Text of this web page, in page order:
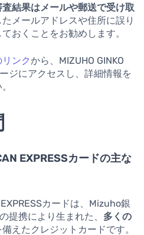
査結果はメールや郵送で受け取
メールアドレスや住所に誤り
おくことをお勧めします。
ンクから、MIZUHO GINKO
ジにアクセスし、詳細情報を
EXPRESSカードの主な
カードは、Mizuho銀
提携により生まれた、 多くの
備えたクレジットカードです。